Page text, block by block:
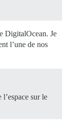
DigitalOcean. Je
l’une de nos
sur le